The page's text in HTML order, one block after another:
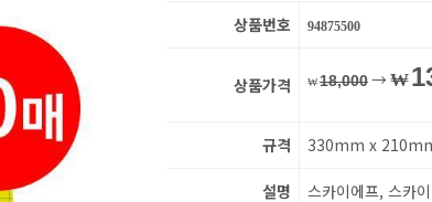
상품번호 94875500
상품가격 ₩18,000→₩
규격 330mm x
설명 스카이에프, 스카